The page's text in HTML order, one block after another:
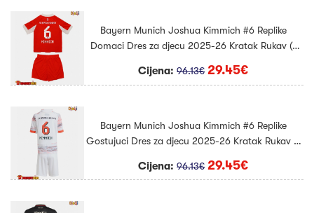
Bayern Munich Joshua Kimmich #6 Replike
Domaci Dres za djecu 2025-26 Kratak Rukav (+
Cijena:96.13€ 29.45€
Bayern Munich Joshua Kimmich #6 Replike
Gostujuci Dres za djecu 2025-26 Kratak Rukav (+
Cijena:96.13€ 29.45€